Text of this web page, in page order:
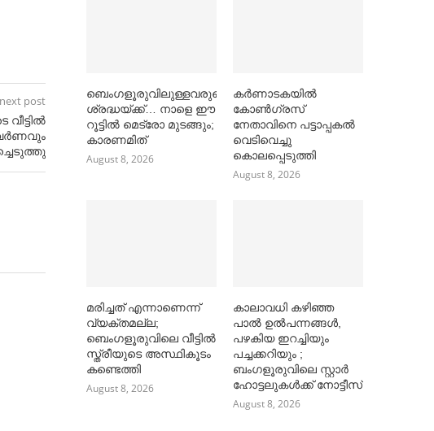
next post
ബെംഗളൂരുവിലുള്ളവരുടെ
ശ്രദ്ധയ്ക്ക്… നാളെ ഈ
റൂട്ടില്‍ മെട്രോ മുടങ്ങും;
കാരണമിത്
August 8, 2026
കര്‍ണാടകയില്‍
കോണ്‍ഗ്രസ്
നേതാവിനെ പട്ടാപ്പകല്‍
വെടിവെച്ചു
കൊലപ്പെടുത്തി
August 8, 2026
മരിച്ചത് എന്നാണെന്ന്
വ്യക്തമല്ല;
ബെംഗളൂരുവിലെ വീട്ടില്‍
സ്ത്രീയുടെ അസ്ഥികൂടം
കണ്ടെത്തി
August 8, 2026
കാലാവധി കഴിഞ്ഞ
പാല്‍ ഉല്‍പന്നങ്ങള്‍,
പഴകിയ ഇറച്ചിയും
പച്ചക്കറിയും ;
ബംഗളൂരുവിലെ സ്റ്റാര്‍
ഹോട്ടലുകള്‍ക്ക് നോട്ടീസ്
August 8, 2026